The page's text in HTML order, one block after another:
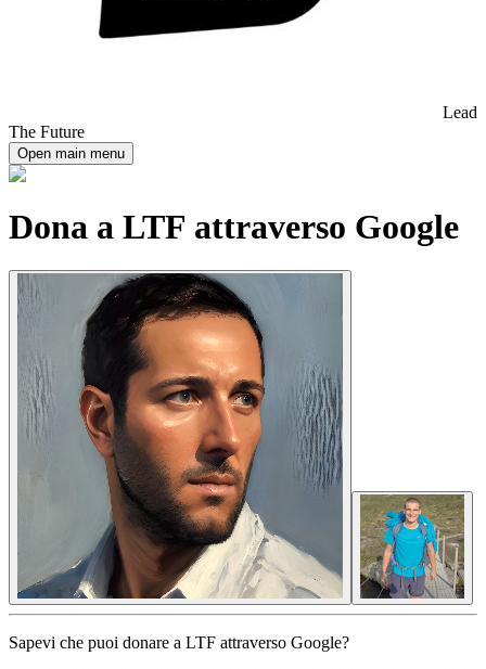
Lead
The Future
Open main menu
Dona a LTF attraverso Google
Sapevi che puoi donare a LTF attraverso Google?